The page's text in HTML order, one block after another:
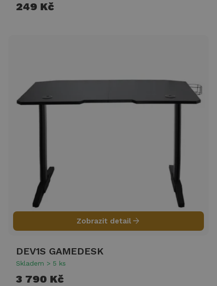
249 Kč
Zobrazit detailarrow_forward
DEV1S GAMEDESK
Skladem > 5 ks
3 790 Kč